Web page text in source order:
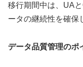
移行期間中は、UA
ータの継続性を確保
データ品質管理のポ